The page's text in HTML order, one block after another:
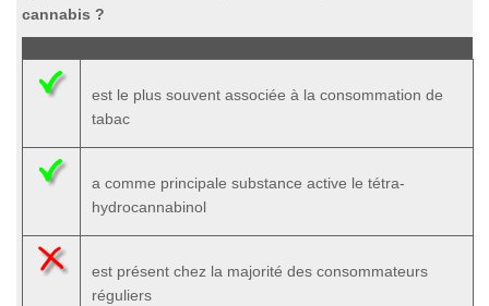
cannabis ?
est le plus souvent associée à la consommation de
tabac
a comme principale substance active le tétra-
hydrocannabinol
est présent chez la majorité des consommateurs
réguliers